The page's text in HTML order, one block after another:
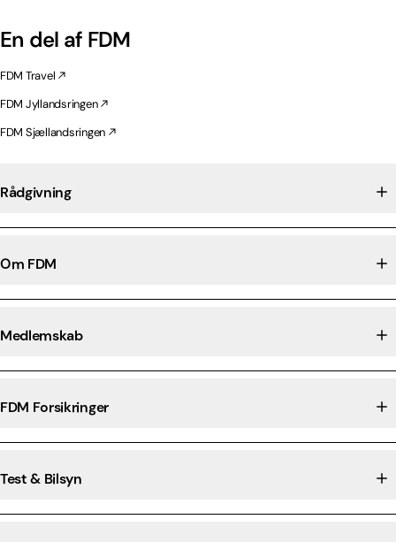
En del af FDM
FDM Travel
FDM Jyllandsringen
FDM Sjællandsringen
Rådgivning
Om FDM
Medlemskab
FDM Forsikringer
Test & Bilsyn